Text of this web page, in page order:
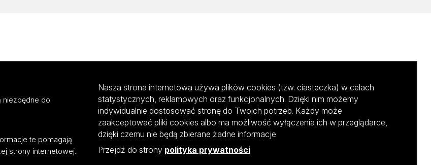
niezbędne do
te pomagają
strony internetowej.
Nasza strona internetowa używa plików cookies (tzw. ciasteczka) w celach
statystycznych, reklamowych oraz funkcjonalnych. Dzięki nim możemy
indywidualnie dostosować stronę do Twoich potrzeb. Każdy może
zaakceptować pliki cookies albo ma możliwość wyłączenia ich w przeglądarce,
dzięki czemu nie będą zbierane żadne informacje
Przejdź do strony polityka prywatności